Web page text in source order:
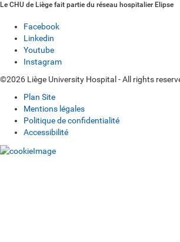
Le CHU de Liège fait partie du réseau hospitalier Elipse
Facebook
Linkedin
Youtube
Instagram
©2026 Liège University Hospital - All rights
Plan Site
Mentions légales
Politique de confidentialité
Accessibilité